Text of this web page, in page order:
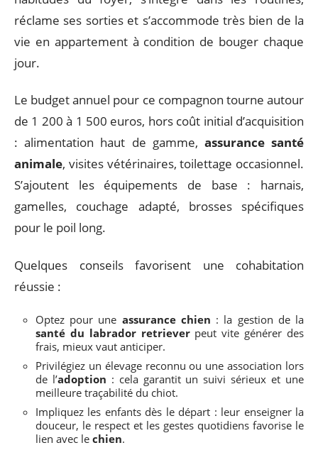
réclame ses sorties et s’accommode très bien de la
vie en appartement à condition de bouger chaque
jour.
Le budget annuel pour ce compagnon tourne autour
de 1 200 à 1 500 euros, hors coût initial d’acquisition
: alimentation haut de gamme, assurance santé
animale, visites vétérinaires, toilettage occasionnel.
S’ajoutent les équipements de base : harnais,
gamelles, couchage adapté, brosses spécifiques
pour le poil long.
Quelques conseils favorisent une cohabitation
réussie :
Optez pour une assurance chien : la gestion de la
santé du labrador retrieverpeut vite générer des
frais, mieux vaut anticiper.
Privilégiez un élevage reconnu ou une association lors
de l’adoption : cela garantit un suivi sérieux et une
meilleure traçabilité du chiot.
Impliquez les enfants dès le départ : leur enseigner la
douceur, le respect et les gestes quotidiens favorise le
lien avec le chien.